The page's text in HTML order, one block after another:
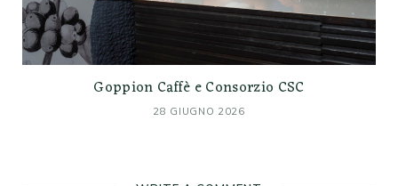
Goppion Caffè e Consorzio CSC
28 GIUGNO 2026